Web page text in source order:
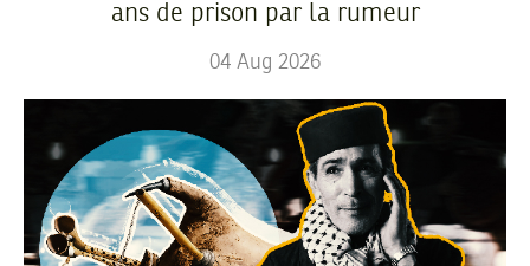
ans de prison par la rumeur
04 Aug 2026